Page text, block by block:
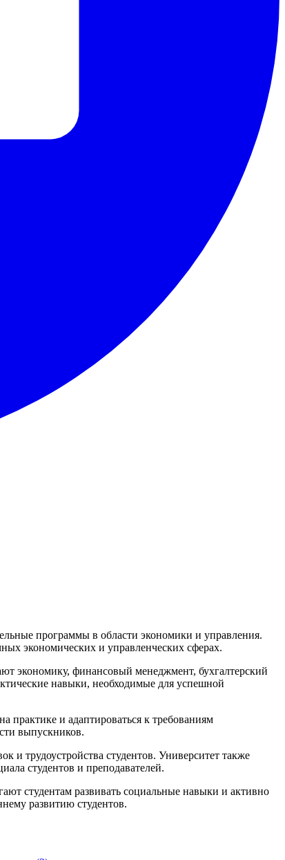
программы в области экономики и управления.
экономических и управленческих сферах.
экономику, финансовый менеджмент, бухгалтерский
навыки, необходимые для успешной
практике и адаптироваться к требованиям
выпускников.
и трудоустройства студентов. Университет также
студентов и преподавателей.
студентам развивать социальные навыки и активно
развитию студентов.